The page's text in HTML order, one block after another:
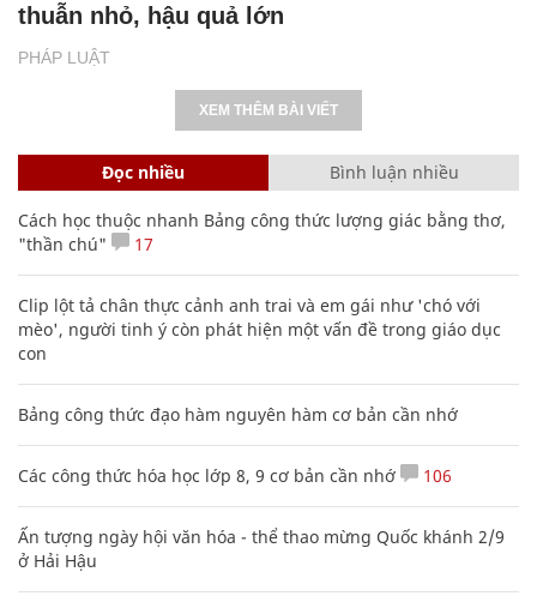
PHÁP LUẬT
thuẫn nhỏ, hậu quả lớn
XEM THÊM BÀI VIẾT
Đọc nhiều Bình luận nhiều
Cách học thuộc nhanh Bảng công thức lượng giác bằng thơ,
"thần chú"
17
Clip lột tả chân thực cảnh anh trai và em gái như 'chó với
mèo', người tinh ý còn phát hiện một vấn đề trong giáo dục
con
Bảng công thức đạo hàm nguyên hàm cơ bản cần nhớ
Các công thức hóa học lớp 8, 9 cơ bản cần nhớ 106
Ấn tượng ngày hội văn hóa - thể thao mừng Quốc khánh 2/9
ở Hải Hậu